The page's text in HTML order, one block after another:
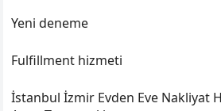
Yeni deneme
Fulfillment hizmeti
İstanbul İzmir Evden Eve Nakliyat